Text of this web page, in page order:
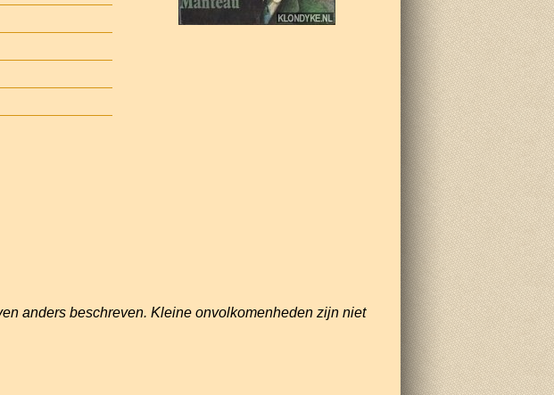
anders beschreven. Kleine onvolkomenheden zijn niet